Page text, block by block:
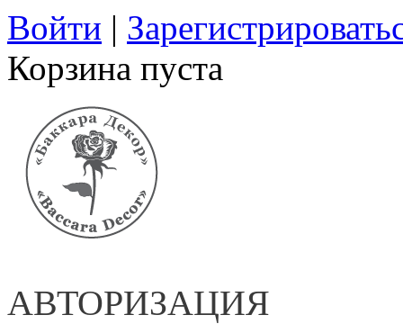
Войти |
Корзина пуста
АВТОРИЗАЦИЯ